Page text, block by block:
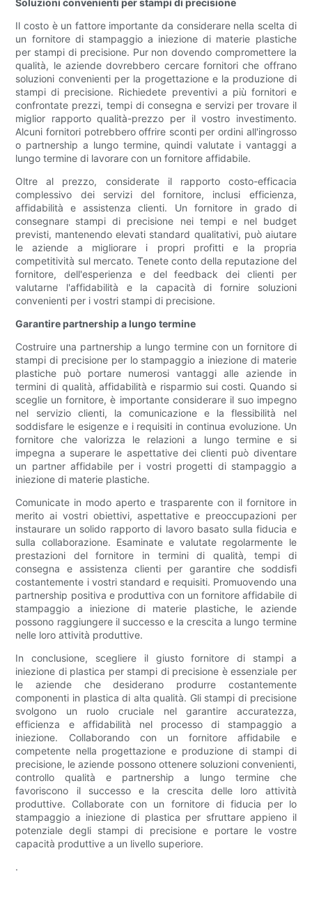
Soluzioni convenienti per stampi di precisione
Il costo è un fattore importante da considerare nella scelta di
un fornitore di stampaggio a iniezione di materie plastiche
per stampi di precisione. Pur non dovendo compromettere la
qualità, le aziende dovrebbero cercare fornitori che offrano
soluzioni convenienti per la progettazione e la produzione di
stampi di precisione. Richiedete preventivi a più fornitori e
confrontate prezzi, tempi di consegna e servizi per trovare il
miglior rapporto qualità-prezzo per il vostro investimento.
Alcuni fornitori potrebbero offrire sconti per ordini all'ingrosso
o partnership a lungo termine, quindi valutate i vantaggi a
lungo termine di lavorare con un fornitore affidabile.
Oltre al prezzo, considerate il rapporto costo-efficacia
complessivo dei servizi del fornitore, inclusi efficienza,
affidabilità e assistenza clienti. Un fornitore in grado di
consegnare stampi di precisione nei tempi e nel budget
previsti, mantenendo elevati standard qualitativi, può aiutare
le aziende a migliorare i propri profitti e la propria
competitività sul mercato. Tenete conto della reputazione del
fornitore, dell'esperienza e del feedback dei clienti per
valutarne l'affidabilità e la capacità di fornire soluzioni
convenienti per i vostri stampi di precisione.
Garantire partnership a lungo termine
Costruire una partnership a lungo termine con un fornitore di
stampi di precisione per lo stampaggio a iniezione di materie
plastiche può portare numerosi vantaggi alle aziende in
termini di qualità, affidabilità e risparmio sui costi. Quando si
sceglie un fornitore, è importante considerare il suo impegno
nel servizio clienti, la comunicazione e la flessibilità nel
soddisfare le esigenze e i requisiti in continua evoluzione. Un
fornitore che valorizza le relazioni a lungo termine e si
impegna a superare le aspettative dei clienti può diventare
un partner affidabile per i vostri progetti di stampaggio a
iniezione di materie plastiche.
Comunicate in modo aperto e trasparente con il fornitore in
merito ai vostri obiettivi, aspettative e preoccupazioni per
instaurare un solido rapporto di lavoro basato sulla fiducia e
sulla collaborazione. Esaminate e valutate regolarmente le
prestazioni del fornitore in termini di qualità, tempi di
consegna e assistenza clienti per garantire che soddisfi
costantemente i vostri standard e requisiti. Promuovendo una
partnership positiva e produttiva con un fornitore affidabile di
stampaggio a iniezione di materie plastiche, le aziende
possono raggiungere il successo e la crescita a lungo termine
nelle loro attività produttive.
In conclusione, scegliere il giusto fornitore di stampi a
iniezione di plastica per stampi di precisione è essenziale per
le aziende che desiderano produrre costantemente
componenti in plastica di alta qualità. Gli stampi di precisione
svolgono un ruolo cruciale nel garantire accuratezza,
efficienza e affidabilità nel processo di stampaggio a
iniezione. Collaborando con un fornitore affidabile e
competente nella progettazione e produzione di stampi di
precisione, le aziende possono ottenere soluzioni convenienti,
controllo qualità e partnership a lungo termine che
favoriscono il successo e la crescita delle loro attività
produttive. Collaborate con un fornitore di fiducia per lo
stampaggio a iniezione di plastica per sfruttare appieno il
potenziale degli stampi di precisione e portare le vostre
capacità produttive a un livello superiore.
.